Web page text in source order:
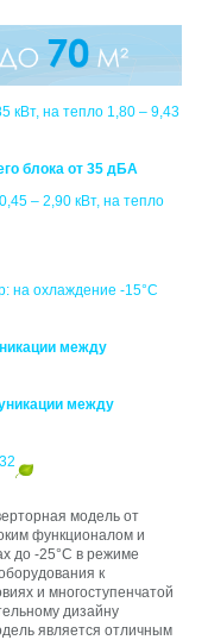
кВт, на тепло 1,80 – 9,43
блока от 35 дБА
– 2,90 кВт, на тепло
на охлаждение -15°C
между
между
модель от
функционалом и
до -25°C в режиме
к
и многоступенчатой
дизайну
является отличным